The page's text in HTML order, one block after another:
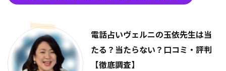
電話占いヴェルニの玉依先生は当
たる？当たらない？口コミ・評判
【徹底調査】